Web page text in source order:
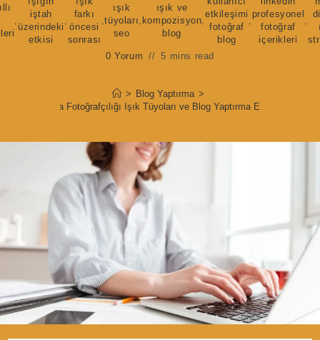
,
iştah
üzerindeki
etkisi
,
farkı
öncesi
sonrası
,
ışık
tüyoları
seo
,
ışık ve
kompozisyon
blog
,
etkileşimi
fotoğraf
blog
,
profesyonel
fotoğraf
içerikleri
,
0 Yorum
5 mins read
> Blog Yaptırma >
Gıda Fotoğrafçılığı Işık Tüyoları ve Blog Yaptırma Etkisi